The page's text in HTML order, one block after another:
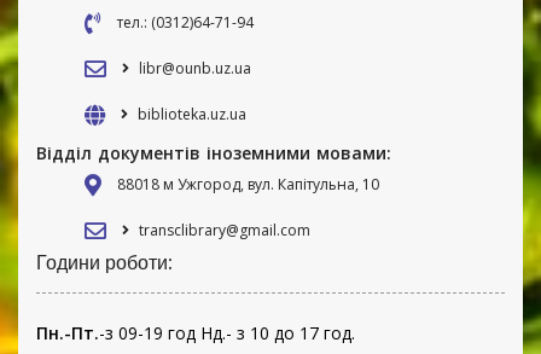
тел.: (0312)64-71-94
libr@ounb.uz.ua
biblioteka.uz.ua
Відділ документів іноземними мовами:
88018 м Ужгород, вул. Капітульна, 10
transclibrary@gmail.com
Години роботи:
Пн.-Пт.-з 09-19 год Нд.- з 10 до 17 год.